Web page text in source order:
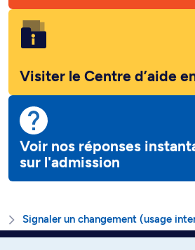
Visiter le Centre d’aide
Voir nos réponses
sur l'admission
Signaler un changement (usage